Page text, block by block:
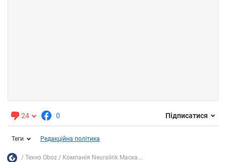
24 0 Підписатися
Теги Редакційна політика
Техно Oboz Компанія Neuralink Маска...